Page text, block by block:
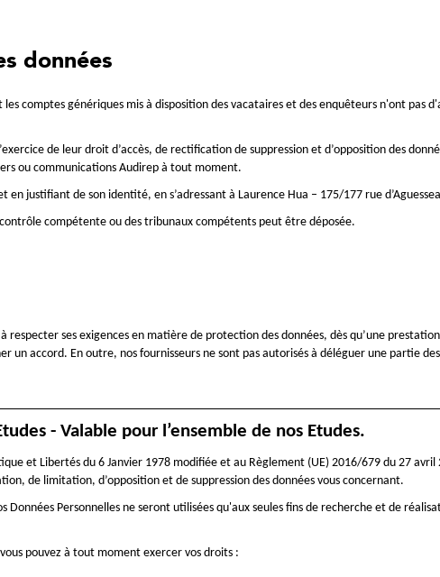
données
comptes génériques mis à disposition des vacataires et des enquêteurs n'ont pas
de leur droit d’accès, de rectification de suppression et d’opposition des
ou communications Audirep à tout moment.
justifiant de son identité, en s’adressant à Laurence Hua – 175/177 rue
compétente ou des tribunaux compétents peut être déposée.
respecter ses exigences en matière de protection des données, dès qu’une
un accord. En outre, nos fournisseurs ne sont pas autorisés à déléguer une partie
- Valable pour l’ensemble de nos Etudes.
et Libertés du 6 Janvier 1978 modifiée et au Règlement (UE) 2016/679 du 27 avril
de limitation, d’opposition et de suppression des données vous concernant.
Personnelles ne seront utilisées qu'aux seules fins de recherche et de
pouvez à tout moment exercer vos droits :